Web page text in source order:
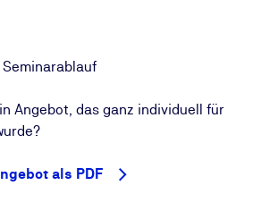
Angebot, das ganz individuell für
als PDF